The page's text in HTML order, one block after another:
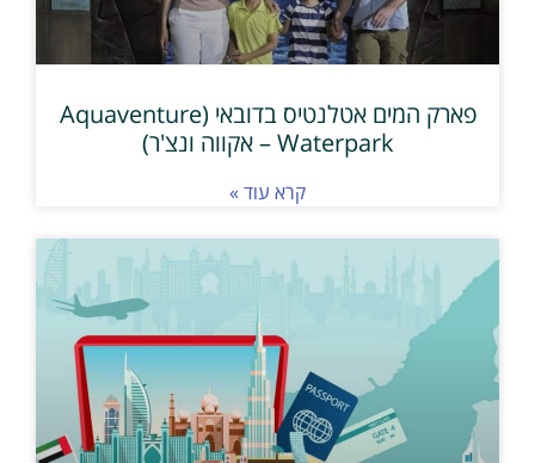
פארק המים אטלנטיס בדובאי (Aquaventure
Waterpark – אקווה ונצ'ר)
קרא עוד »